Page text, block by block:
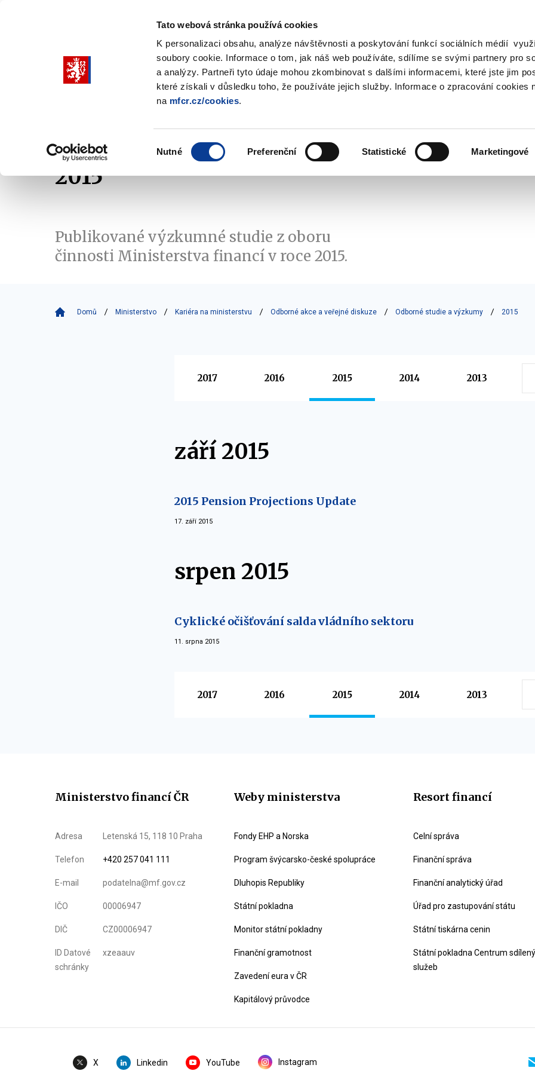
Tato webová stránka používá cookies
K personalizaci obsahu, analýze návštěvnosti a poskytování funkcí sociálních médií
soubory cookie. Informace o tom, jak náš web používáte, sdílíme se svými partnery pro
a analýzy. Partneři tyto údaje mohou zkombinovat s dalšími informacemi, které jste jim
které získali v důsledku toho, že používáte jejich služby. Informace o zpracování cookies
na mfcr.cz/cookies.
Nutné Preferenční Statistické Marketingové
Vyhledat
submenu
submenu
politika
submenu
submenu
účetnictví
2015
Publikované výzkumné studie z oboru
činnosti Ministerstva financí v roce 2015.
Domů Ministerstvo Kariéra na ministerstvu Odborné akce a veřejné diskuze Odborné studie a výzkumy 2015
2017 2016 2015 2014 2013
září 2015
2015 Pension Projections Update
17. září 2015
srpen 2015
Cyklické očišťování salda vládního sektoru
11. srpna 2015
2017 2016 2015 2014 2013
Ministerstvo financí ČR
Adresa Letenská 15, 118 10 Praha
Telefon +420 257 041 111
E-mail podatelna@mf.gov.cz
IČO 00006947
DIČ CZ00006947
ID Datové
schránky
xzeaauv
Weby ministerstva
Fondy EHP a Norska
Program švýcarsko-české spolupráce
Dluhopis Republiky
Státní pokladna
Monitor státní pokladny
Finanční gramotnost
Zavedení eura v ČR
Kapitálový průvodce
Resort financí
Celní správa
Finanční správa
Finanční analytický úřad
Úřad pro zastupování státu
Státní tiskárna cenin
Státní pokladna Centrum
služeb
X Linkedin YouTube Instagram